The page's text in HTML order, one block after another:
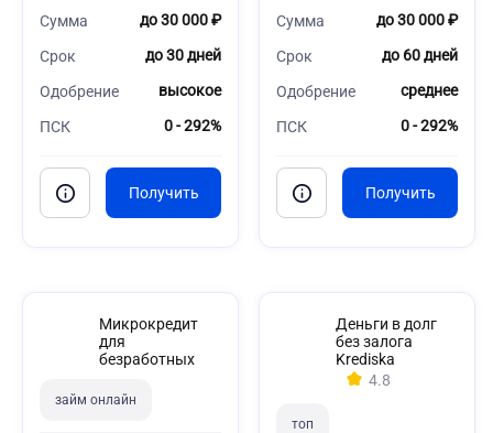
Сумма до 30 000 ₽
Срок до 30 дней
Одобрение высокое
ПСК 0 - 292%
Сумма до 30 000 ₽
Срок до 60 дней
Одобрение среднее
ПСК 0 - 292%
Микрокредит
для
безработных
займ онлайн
Деньги в долг
без залога
Krediska
4.8
топ